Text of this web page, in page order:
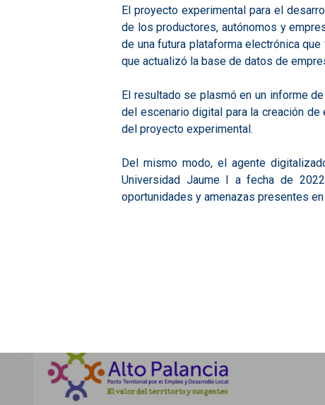
El proyecto experimental para el
de los productores, autónomos y
de una futura plataforma electrónica
que actualizó la base de datos de
El resultado se plasmó en un informe
del escenario digital para la creación
del proyecto experimental.
Del mismo modo, el agente
Universidad Jaume I a fecha de
oportunidades y amenazas presentes en